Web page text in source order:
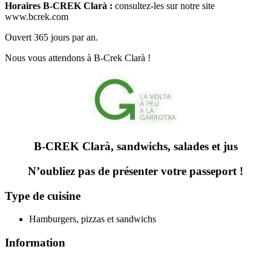
Horaires B-CREK Clarà : consultez-les sur notre site
www.bcrek.com
Ouvert 365 jours par an.
Nous vous attendons à B-Crek Clarà !
B-CREK Clarà, sandwichs, salades et jus
N’oubliez pas de présenter votre passeport !
Type de cuisine
Hamburgers, pizzas et sandwichs
Information